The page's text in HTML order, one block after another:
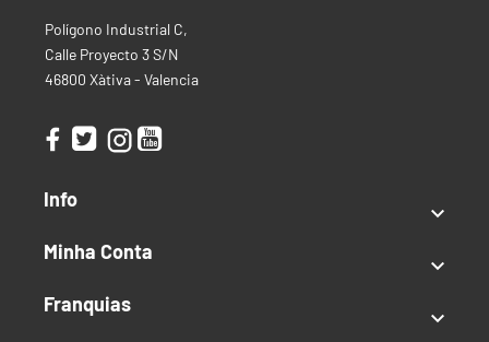
Polígono Industrial C,
Calle Proyecto 3 S/N
46800 Xàtiva - Valencia
Info

Minha Conta

Franquias
